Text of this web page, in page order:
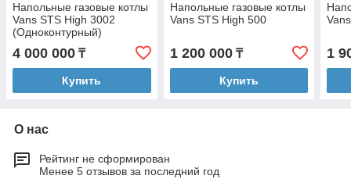
Напольные газовые котлы
Vans STS High 3002
(Одноконтурный)
4 000 000 ₸
Купить
Напольные газовые котлы
Vans STS High 500
1 200 000₸
Купить
1
О нас
Рейтинг не сформирован
Менее 5 отзывов за последний год